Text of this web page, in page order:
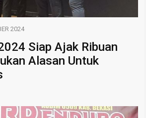
2024
Siap Ajak Ribuan
Alasan Untuk